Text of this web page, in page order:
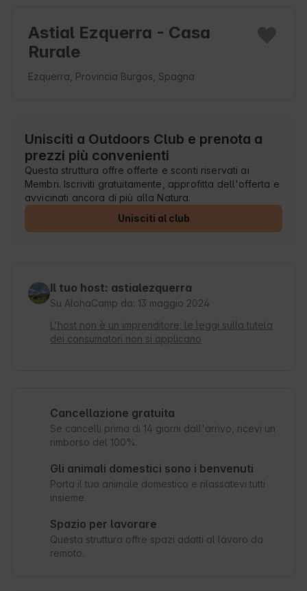
Astial Ezquerra - Casa
Rurale
Ezquerra, Provincia Burgos, Spagna
Unisciti a Outdoors Club e prenota a
prezzi più convenienti
Questa struttura offre offerte e sconti riservati ai
Membri. Iscriviti gratuitamente, approfitta dell'offerta e
avvicinati ancora di più alla Natura.
Unisciti al club
Il tuo host: astialezquerra
Su AlohaCamp da: 13 maggio 2024
L'host non è un imprenditore: le leggi sulla tutela
dei consumatori non si applicano
Cancellazione gratuita
Se cancelli prima di 14 giorni dall'arrivo, ricevi un
rimborso del 100%.
Gli animali domestici sono i benvenuti
Porta il tuo animale domestico e rilassatevi tutti
insieme.
Spazio per lavorare
Questa struttura offre spazi adatti al lavoro da
remoto.